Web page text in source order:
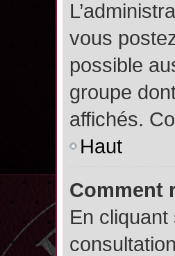
vous
possible
groupe
affichés.
Haut
Comment
En cliquant